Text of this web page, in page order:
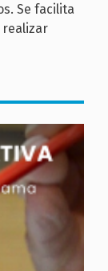
Se facilita
realizar